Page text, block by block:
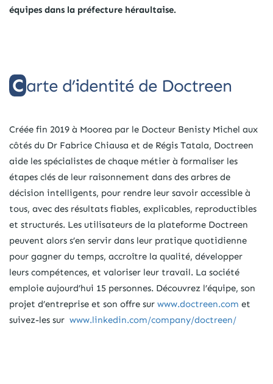
équipes dans la préfecture héraultaise.
Carte d’identité de Doctreen
Créée fin 2019 à Moorea par le Docteur Benisty Michel aux
côtés du Dr Fabrice Chiausa et de Régis Tatala, Doctreen
aide les spécialistes de chaque métier à formaliser les
étapes clés de leur raisonnement dans des arbres de
décision intelligents, pour rendre leur savoir accessible à
tous, avec des résultats fiables, explicables, reproductibles
et structurés. Les utilisateurs de la plateforme Doctreen
peuvent alors s’en servir dans leur pratique quotidienne
pour gagner du temps, accroître la qualité, développer
leurs compétences, et valoriser leur travail. La société
emploie aujourd’hui 15 personnes. Découvrez l’équipe, son
projet d’entreprise et son offre sur www.doctreen.com et
suivez-les sur www.linkedin.com/company/doctreen/